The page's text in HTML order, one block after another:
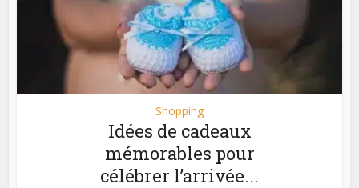
Shopping
Idées de cadeaux
mémorables pour
célébrer l’arrivée...